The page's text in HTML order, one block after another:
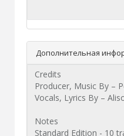
Дополнительная